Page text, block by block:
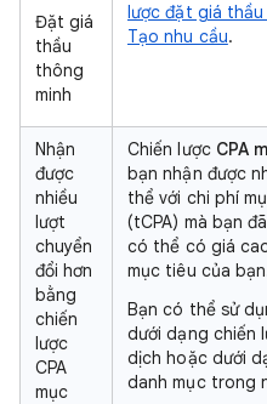
Đặt giá
thầu
thông
minh
lược đặt giá
Tạo nhu cầu.
Nhận
được
nhiều
lượt
chuyển
đổi hơn
bằng
chiến
lược
CPA
mục
Chiến lược CPA
bạn nhận được
thể với chi phí
(tCPA) mà bạn
có thể có giá
mục tiêu của
Bạn có thể sử
dưới dạng chiến
dịch hoặc dưới
danh mục trong